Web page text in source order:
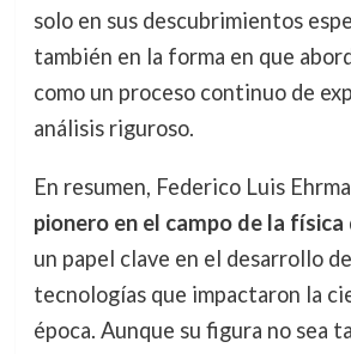
solo en sus descubrimientos
también en la forma en que
como un proceso continuo de
análisis riguroso.
En resumen, Federico Luis
pionero en el campo de la física
un papel clave en el desarrollo
tecnologías que impactaron la
época. Aunque su figura no sea